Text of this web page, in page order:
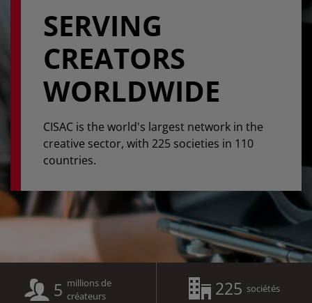
SERVING
CREATORS
WORLDWIDE
CISAC is the world's largest network in the
creative sector, with 225 societies in 110
countries.
5 millions de
créateurs
225 sociétés